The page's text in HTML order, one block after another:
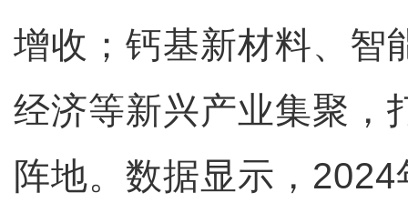
增收；钙基新材料、智
经济等新兴产业集聚，
阵地。数据显示，